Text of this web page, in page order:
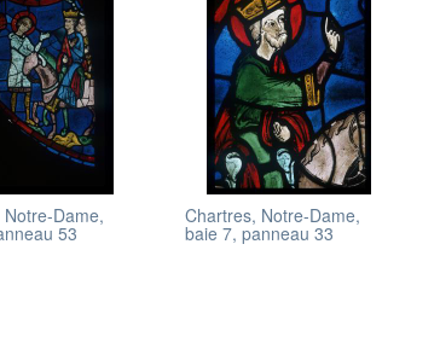
Dame,
53
Chartres, Notre-Dame,
baie 7, panneau 33